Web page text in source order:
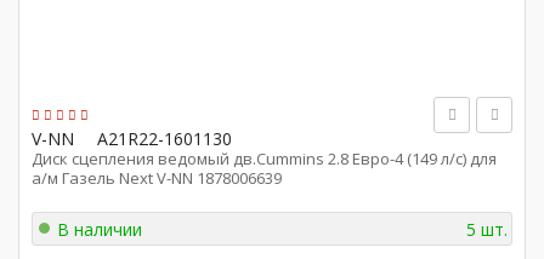
V-NN A21R22-1601130
Диск сцепления ведомый дв.Cummins 2.8 Евро-4 (149 л/c) для
а/м Газель Next V-NN 1878006639
В наличии 5 шт.